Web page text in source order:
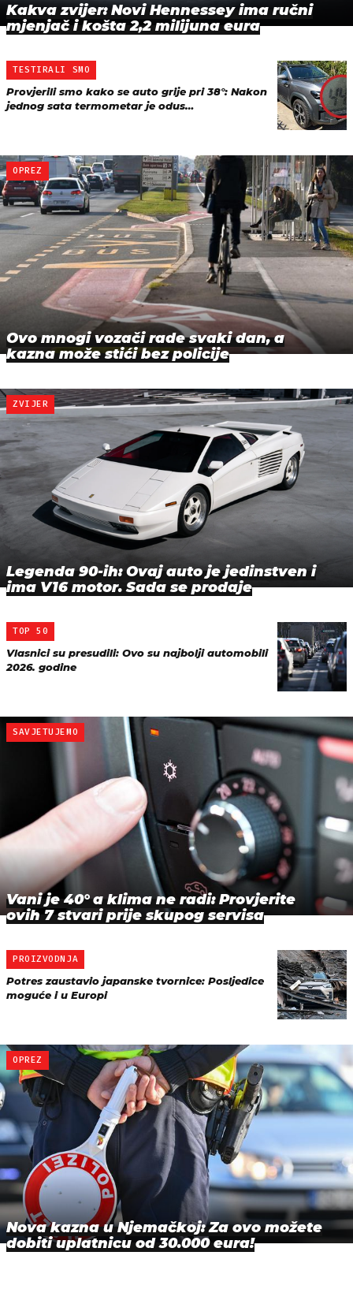
Kakva zvijer: Novi Hennessey ima ručni
mjenjač i košta 2,2 milijuna eura
TESTIRALI SMO
Provjerili smo kako se auto grije pri 38°: Nakon
jednog sata termometar je odus…
OPREZ
Ovo mnogi vozači rade svaki dan, a
kazna može stići bez policije
ZVIJER
Legenda 90-ih: Ovaj auto je jedinstven i
ima V16 motor. Sada se prodaje
TOP 50
Vlasnici su presudili: Ovo su najbolji automobili
2026. godine
SAVJETUJEMO
Vani je 40° a klima ne radi: Provjerite
ovih 7 stvari prije skupog servisa
PROIZVODNJA
Potres zaustavio japanske tvornice: Posljedice
moguće i u Europi
OPREZ
Nova kazna u Njemačkoj: Za ovo možete
dobiti uplatnicu od 30.000 eura!